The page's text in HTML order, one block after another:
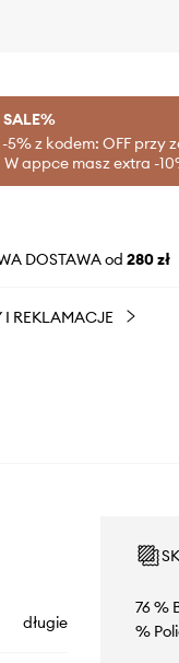
5% z kodem: OFF przy
W appce masz extra -
DOSTAWA od 280 zł
I REKLAMACJE
długie
76 %
%